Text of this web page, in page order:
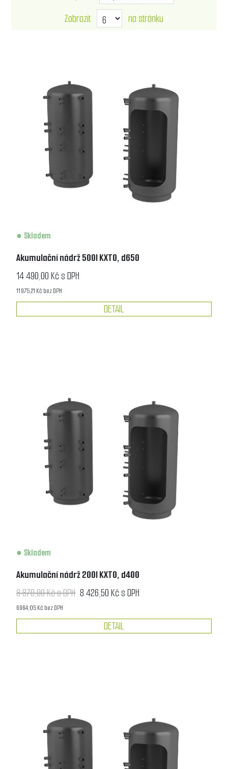
Zobrazit
na stránku
Skladem
Akumulační nádrž 500l KXT0, d650
14 490,00 Kč s DPH
11 975,21 Kč bez DPH
DETAIL
Skladem
Akumulační nádrž 200l KXT0, d400
8 870,00 Kč s DPH 8 426,50 Kč s DPH
6 964,05 Kč bez DPH
DETAIL